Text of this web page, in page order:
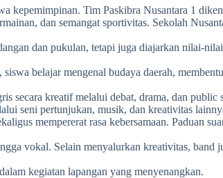
kepemimpinan. Tim Paskibra Nusantara 1
dan semangat sportivitas. Sekolah
dan pukulan, tetapi juga diajarkan nilai-
belajar mengenal budaya daerah,
secara kreatif melalui debat, drama, dan public
seni pertunjukan, musik, dan kreativitas
mempererat rasa kebersamaan. Paduan
vokal. Selain menyalurkan kreativitas,
kegiatan lapangan yang menyenangkan.